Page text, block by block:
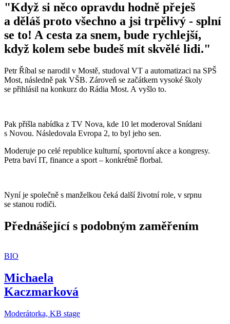
"Když si něco opravdu hodně přeješ
a děláš proto všechno a jsi trpělivý - splní
se to! A cesta za snem, bude rychlejší,
když kolem sebe budeš mít skvělé lidi."
Petr Říbal se narodil v Mostě, studoval VT a automatizaci na SPŠ
Most, následně pak VŠB. Zároveň se začátkem vysoké školy
se přihlásil na konkurz do Rádia Most. A vyšlo to.
Pak přišla nabídka z TV Nova, kde 10 let moderoval Snídani
s Novou. Následovala Evropa 2, to byl jeho sen.
Moderuje po celé republice kulturní, sportovní akce a kongresy.
Petra baví IT, finance a sport – konkrétně florbal.
Nyní je společně s manželkou čeká další životní role, v srpnu
se stanou rodiči.
Přednášející s podobným zaměřením
BIO
Michaela
Kaczmarková
Moderátorka, KB stage